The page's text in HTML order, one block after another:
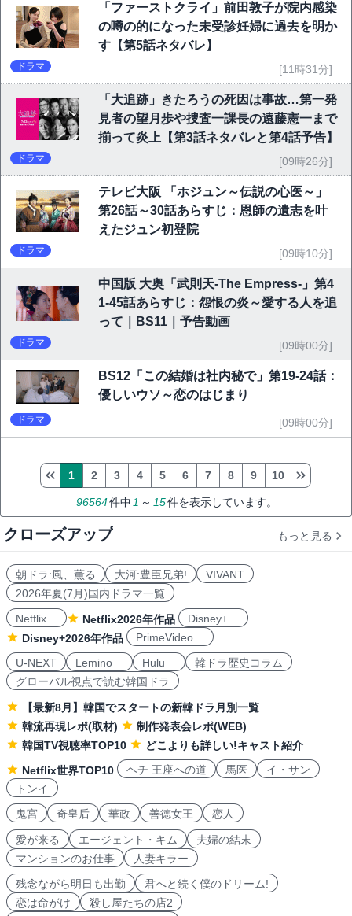
「ファーストクライ」前田敦子が院内感染
の噂の的になった未受診妊婦に過去を明か
す【第5話ネタバレ】
ドラマ [11時31分]
「大追跡」きたろうの死因は事故…第一発
見者の望月歩や捜査一課長の遠藤憲一まで
揃って炎上【第3話ネタバレと第4話予告】
ドラマ [09時26分]
テレビ大阪 「ホジュン～伝説の心医～」
第26話～30話あらすじ：恩師の遺志を叶
えたジュン初登院
ドラマ [09時10分]
中国版 大奥「武則天-The Empress-」第4
1-45話あらすじ：怨恨の炎～愛する人を追
って｜BS11｜予告動画
ドラマ [09時00分]
BS12「この結婚は社内秘で」第19-24話：
優しいウソ～恋のはじまり
ドラマ [09時00分]
96564件中 1 ～ 15件を表示しています。
1 2 3 4 5 6 7 8 9 10
クローズアップ もっと見る
朝ドラ:風、薫る 大河:豊臣兄弟!
VIVANT
2026年夏(7月)国内ドラマ一覧
Netflix
Netflix2026年作品
Disney+
Disney+2026年作品
PrimeVideo
U-NEXT
Lemino Hulu
韓ドラ歴史コラム
グローバル視点で読む韓国ドラ
【最新8月】韓国でスタートの新韓ドラ月別一覧
韓流再現レポ(取材)
制作発表会レポ(WEB)
韓国TV視聴率TOP10
どこよりも詳しい!キャスト紹介
Netflix世界TOP10
ヘチ 王座への道 馬医
イ・サン
トンイ
鬼宮
奇皇后 華政 善徳女王 恋人
愛が来る エージェント・キム
夫婦の結末
マンションのお仕事
人妻キラー
残念ながら明日も出勤
君へと続く僕のドリーム!
恋は命がけ
殺し屋たちの店2